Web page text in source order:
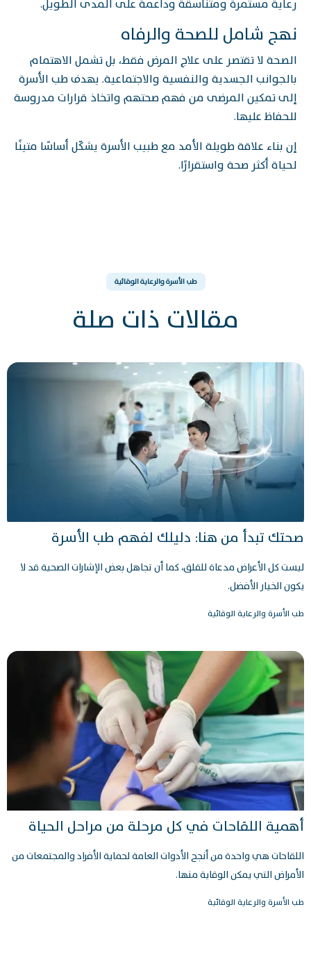
رعاية مستمرة ومتناسقة وداعمة على المدى الطويل.
نهج شامل للصحة والرفاه
الصحة لا تقتصر على علاج المرض فقط، بل تشمل الاهتمام
بالجوانب الجسدية والنفسية والاجتماعية. يهدف طب الأسرة
إلى تمكين المرضى من فهم صحتهم واتخاذ قرارات مدروسة
للحفاظ عليها.
إن بناء علاقة طويلة الأمد مع طبيب الأسرة يشكّل أساسًا متينًا
لحياة أكثر صحة واستقرارًا.
طب الأسرة والرعاية الوقائية
مقالات ذات صلة
صحتك تبدأ من هنا: دليلك لفهم طب الأسرة
ليست كل الأعراض مدعاة للقلق، كما أن تجاهل بعض الإشارات الصحية قد لا
يكون الخيار الأفضل.
طب الأسرة والرعاية الوقائية
أهمية اللقاحات في كل مرحلة من مراحل الحياة
اللقاحات هي واحدة من أنجح الأدوات العامة لحماية الأفراد والمجتمعات من
الأمراض التي يمكن الوقاية منها.
طب الأسرة والرعاية الوقائية